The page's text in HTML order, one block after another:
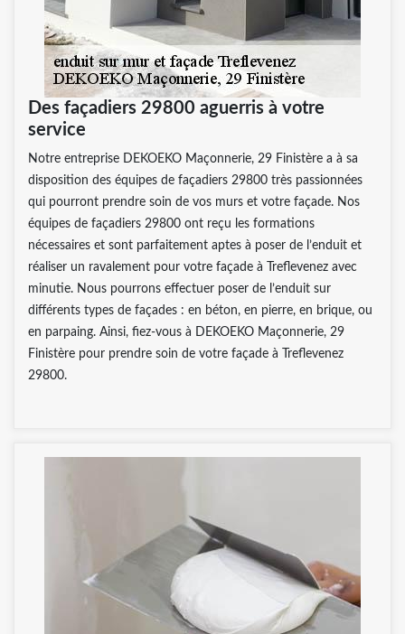
Des façadiers 29800 aguerris à votre
service
Notre entreprise DEKOEKO Maçonnerie, 29 Finistère a à sa
disposition des équipes de façadiers 29800 très passionnées
qui pourront prendre soin de vos murs et votre façade. Nos
équipes de façadiers 29800 ont reçu les formations
nécessaires et sont parfaitement aptes à poser de l’enduit et
réaliser un ravalement pour votre façade à Treflevenez avec
minutie. Nous pourrons effectuer poser de l’enduit sur
différents types de façades : en béton, en pierre, en brique, ou
en parpaing. Ainsi, fiez-vous à DEKOEKO Maçonnerie, 29
Finistère pour prendre soin de votre façade à Treflevenez
29800.